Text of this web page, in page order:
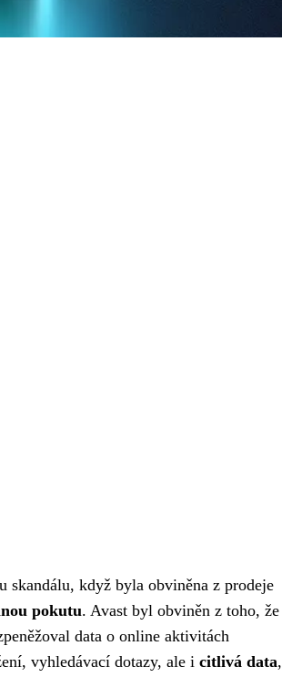
skandálu, když byla obviněna z prodeje
pokutu. Avast byl obviněn z toho, že
data o online aktivitách
vyhledávací dotazy, ale i citlivá data,